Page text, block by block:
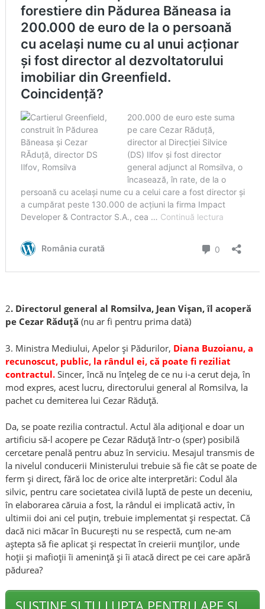
2. Directorul general al Romsilva, Jean Vișan, îl acoperă
pe Cezar Răduță (nu ar fi pentru prima dată)
3. Ministra Mediului, Apelor și Pădurilor, Diana Buzoianu, a
recunoscut, public, la rândul ei, că poate fi reziliat
contractul.Sincer, încă nu înțeleg de ce nu i-a cerut deja, în
mod expres, acest lucru, directorului general al Romsilva, la
pachet cu demiterea lui Cezar Răduță.
Da, se poate rezilia contractul. Actul ăla adițional e doar un
artificiu să-l acopere pe Cezar Răduță într-o (sper) posibilă
cercetare penală pentru abuz în serviciu. Mesajul transmis de
la nivelul conducerii Ministerului trebuie să fie cât se poate de
ferm și direct, fără loc de orice alte interpretări: Codul ăla
silvic, pentru care societatea civilă luptă de peste un deceniu,
în elaborarea căruia a fost, la rândul ei implicată activ, în
ultimii doi ani cel puțin, trebuie implementat și respectat. Că
dacă nici măcar în București nu se respectă, cum ne-am
aștepta să fie aplicat și respectat în creierii munților, unde
hoții și mafioții îi amenință și îi atacă direct pe cei care apără
pădurea?